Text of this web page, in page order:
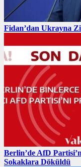
Fidan’dan Ukrayna
Berlin’de AfD
Sokaklara Döküldü